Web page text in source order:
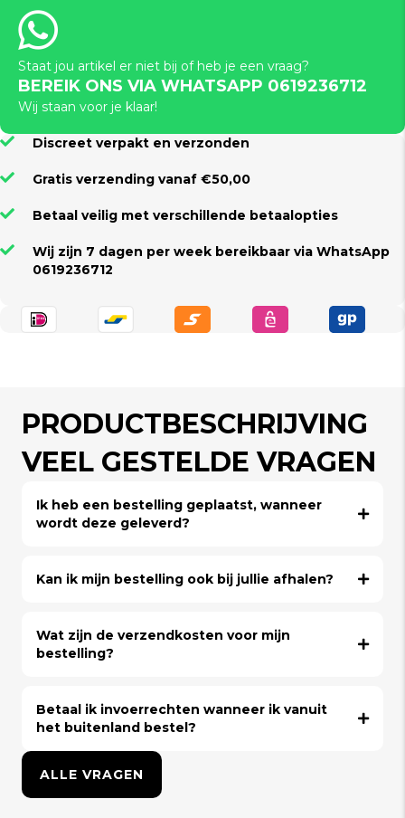
Staat jou artikel er niet bij of heb je een vraag?
BEREIK ONS VIA WHATSAPP 0619236712
Wij staan voor je klaar!
Discreet verpakt en verzonden
Gratis verzending vanaf €50,00
Betaal veilig met verschillende betaalopties
Wij zijn 7 dagen per week bereikbaar via WhatsApp
0619236712
PRODUCTBESCHRIJVING
VEEL GESTELDE VRAGEN
Ik heb een bestelling geplaatst, wanneer
wordt deze geleverd?
Kan ik mijn bestelling ook bij jullie afhalen?
Wat zijn de verzendkosten voor mijn
bestelling?
Betaal ik invoerrechten wanneer ik vanuit
het buitenland bestel?
ALLE VRAGEN